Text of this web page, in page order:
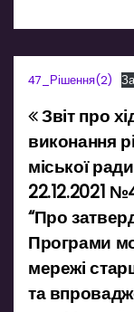
47_Рішення(2)
Н
а
в
і
г
Звіт про
виконання
міської
22.12.2021
“Про
Програми
мережі
та